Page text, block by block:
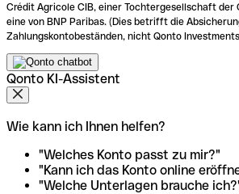
Crédit Agricole CIB, einer Tochtergesellschaft der
eine von BNP Paribas. (Dies betrifft die
Zahlungskontobeständen, nicht Qonto
Qonto KI-Assistent
Wie kann ich Ihnen helfen?
"Welches Konto passt zu mir?"
"Kann ich das Konto online
"Welche Unterlagen brauche